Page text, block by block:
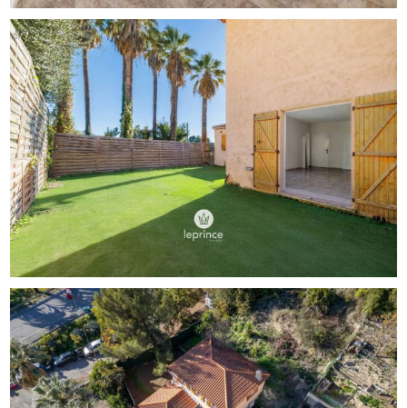
Dossier de présentation complet et visite virtuelle
disponibles sur demande.
Honoraires d’agence à la charge du vendeur. Les
informations sur les risques auxquels ce bien est exposé
sont disponibles sur le site Géorisques :
georisques.gouv.fr